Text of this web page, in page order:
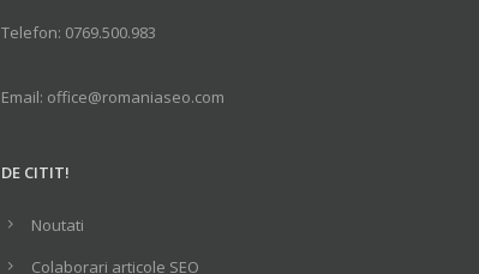
Telefon: 0769.500.983
Email: office@romaniaseo.com
DE CITIT!
Noutati
Colaborari articole SEO